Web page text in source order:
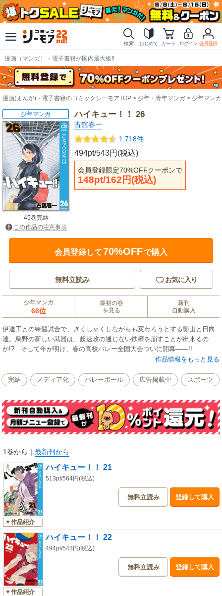
検索 はじめて カート ログイン 会員登録
漫画（マンガ）・電子書籍が国内最大級!!
漫画(まんが)・電子書籍のコミックシーモアTOP 少年・青年マンガ 少年マンガ
ハイキュー！！ 26
古舘春一
1,718件
494pt/543円(税込)
会員登録限定70%OFFクーポンで
148pt/162円(税込)
少年マンガ
45巻完結
この作品の注意事項
会員登録して70%OFFで購入
無料立読み お気に入り
少年マンガ
66位
最初の巻
を見る
新刊
自動購入
伊達工との練習試合で、ぎくしゃくしながらも変わろうとする影山と日向
達。烏野の新しい武器は、超速攻の通じない鉄壁を崩すことが出来るの
か!? そして年が明け、春の高校バレー全国大会ついに開幕――!!
作品情報をもっと見る
完結 メディア化 バレーボール 広告掲載中 スポーツ
1巻から ｜ 最新刊から
作品紹介
ハイキュー！！ 21
513pt/564円(税込)
無料立読み 登録して購入
作品紹介
ハイキュー！！ 22
494pt/543円(税込)
無料立読み 登録して購入